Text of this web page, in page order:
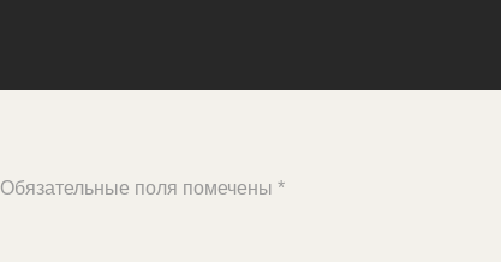
Обязательные поля помечены *